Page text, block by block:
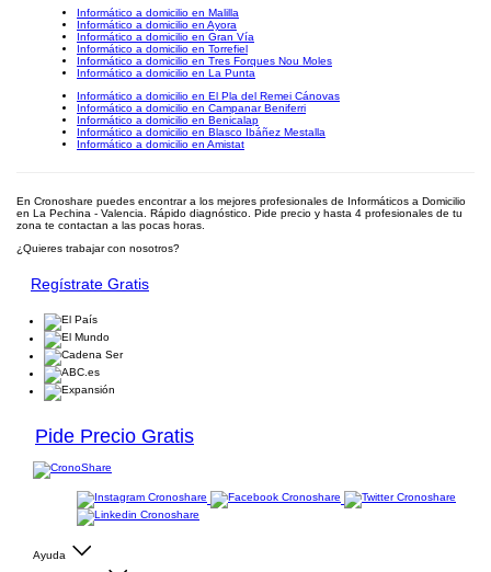
Informático a domicilio en Malilla
Informático a domicilio en Ayora
Informático a domicilio en Gran Vía
Informático a domicilio en Torrefiel
Informático a domicilio en Tres Forques Nou Moles
Informático a domicilio en La Punta
Informático a domicilio en El Pla del Remei Cánovas
Informático a domicilio en Campanar Beniferri
Informático a domicilio en Benicalap
Informático a domicilio en Blasco Ibáñez Mestalla
Informático a domicilio en Amistat
En Cronoshare puedes encontrar a los mejores profesionales de Informáticos a Domicilio
en La Pechina - Valencia. Rápido diagnóstico. Pide precio y hasta 4 profesionales de tu
zona te contactan a las pocas horas.
¿Quieres trabajar con nosotros?
Regístrate Gratis
Pide Precio Gratis
Ayuda